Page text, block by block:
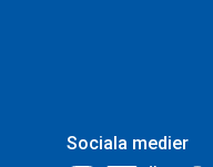
Sociala medier